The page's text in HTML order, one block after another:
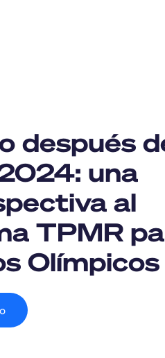
después
una
al
TPMR
Olímpicos